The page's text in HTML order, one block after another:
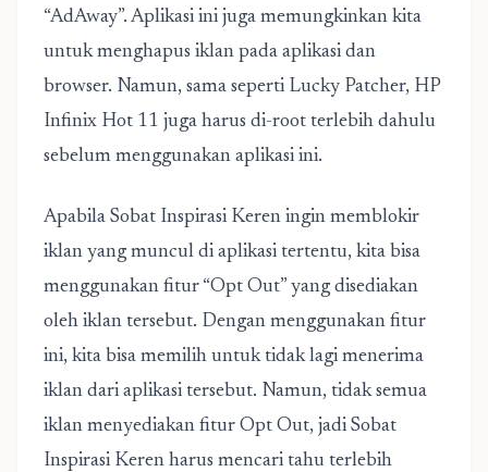
“AdAway”. Aplikasi ini juga memungkinkan kita
untuk menghapus iklan pada aplikasi dan
browser. Namun, sama seperti Lucky Patcher, HP
Infinix Hot 11 juga harus di-root terlebih dahulu
sebelum menggunakan aplikasi ini.
Apabila Sobat Inspirasi Keren ingin memblokir
iklan yang muncul di aplikasi tertentu, kita bisa
menggunakan fitur “Opt Out” yang disediakan
oleh iklan tersebut. Dengan menggunakan fitur
ini, kita bisa memilih untuk tidak lagi menerima
iklan dari aplikasi tersebut. Namun, tidak semua
iklan menyediakan fitur Opt Out, jadi Sobat
Inspirasi Keren harus mencari tahu terlebih